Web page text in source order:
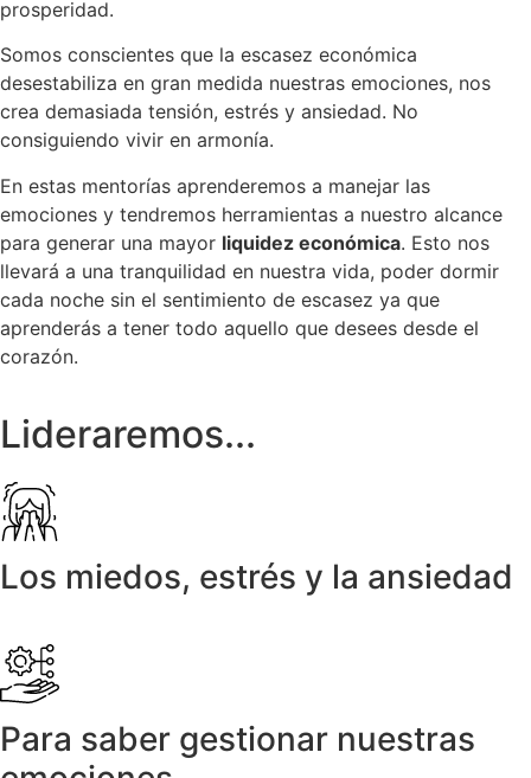
prosperidad.
Somos conscientes que la escasez económica
desestabiliza en gran medida nuestras emociones, nos
crea demasiada tensión, estrés y ansiedad. No
consiguiendo vivir en armonía.
En estas mentorías aprenderemos a manejar las
emociones y tendremos herramientas a nuestro alcance
para generar una mayor liquidez económica. Esto nos
llevará a una tranquilidad en nuestra vida, poder dormir
cada noche sin el sentimiento de escasez ya que
aprenderás a tener todo aquello que desees desde el
corazón.
Lideraremos...
Los miedos, estrés y la ansiedad
Para saber gestionar nuestras